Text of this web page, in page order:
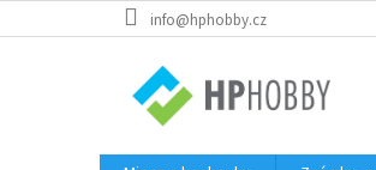
na
info@hphobby.cz